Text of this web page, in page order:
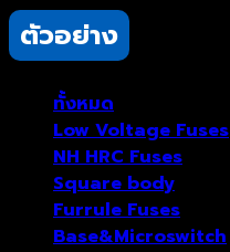
ตัวอย่าง
ทั้งหมด
Low Voltage Fuses
NH HRC Fuses
Square body
Furrule Fuses
Base&Microswitch